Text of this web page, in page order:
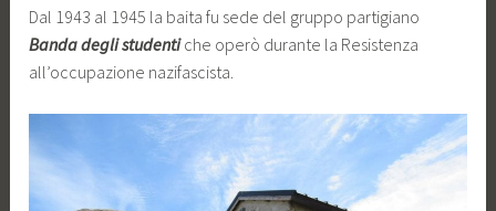
Dal 1943 al 1945 la baita fu sede del gruppo partigiano
Banda degli studentiche operò durante la Resistenza
all’occupazione nazifascista.